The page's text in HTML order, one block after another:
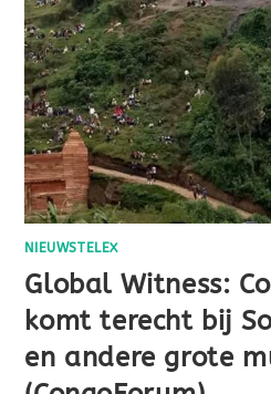
NIEUWSTELEX
Global Witness:
komt terecht bij
en andere grote